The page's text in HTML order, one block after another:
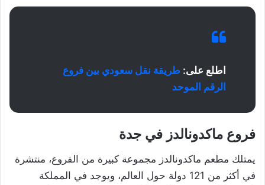
اطلع على: طريقة نقل سعودي بين فروع
الرقم الموحد
فروع ماكدونالدز في جدة
يمتلك مطعم ماكدونالدز مجموعة كبيرة من الفروع، منتشرة
في أكثر من 121 دولة حول العالم، ويوجد في المملكة